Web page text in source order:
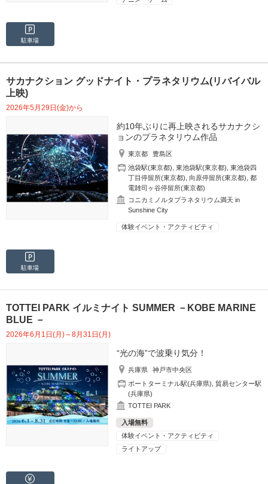
駐車場
サカナクション グッドナイト・プラネタリウム(リバイバル
上映)
2026年5月29日(金)から
約10年ぶりに再上映されるサカナクシ
ョンのプラネタリウム作品
東京都
豊島区
池袋駅(東京都) ,東池袋駅(東京都) ,東池袋四
丁目停留所(東京都) ,向原停留所(東京都) ,都
電雑司ヶ谷停留所(東京都)
コニカミノルタプラネタリウム満天 in
Sunshine City
体験イベント・アクティビティ
駐車場
TOTTEI PARK イルミナイト SUMMER －KOBE MARINE
BLUE －
2026年6月1日(月)～8月31日(月)
“光の海”で波乗り気分！
兵庫県
神戸市中央区
ポートターミナル駅(兵庫県)
貿易センター駅
(兵庫県)
TOTTEI PARK
入場無料
体験イベント・アクティビティ
ライトアップ